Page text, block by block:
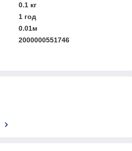
0.1 кг
1 год
0.01м
2000000551746